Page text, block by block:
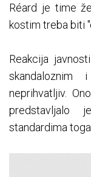
Réard je time
kostim treba biti
Reakcija
neprihvatljiv.
predstavljalo
standardima